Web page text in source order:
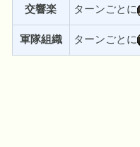
交響楽 ターンごとに
軍隊組織 ターンごとに